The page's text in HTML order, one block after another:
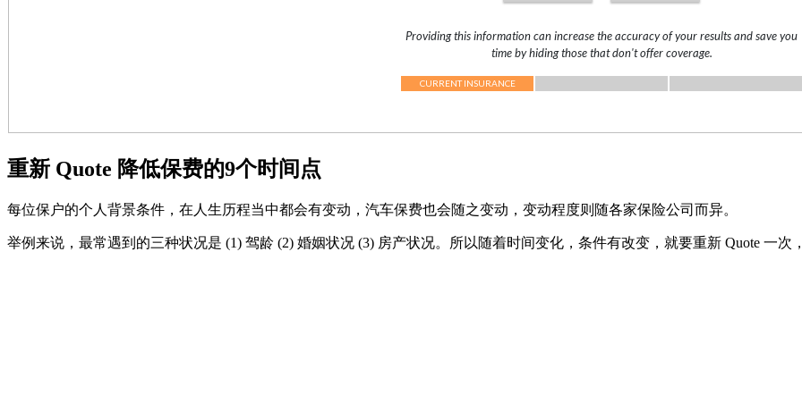
重新 Quote 降低保费的9个时间点
每位保户的个人背景条件，在人生历程当中都会有变动，汽车保费也会随之变动，变动程度则随各家保险公司而异。
举例来说，最常遇到的三种状况是 (1) 驾龄 (2) 婚姻状况 (3) 房产状况。所以随着时间变化，条件有改变，就要重新 Quote 一